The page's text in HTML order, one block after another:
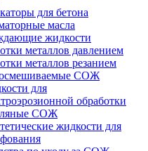
для бетона
масла
жидкости
металлов давлением
металлов резанием
СОЖ
для
обработки
СОЖ
жидкости для